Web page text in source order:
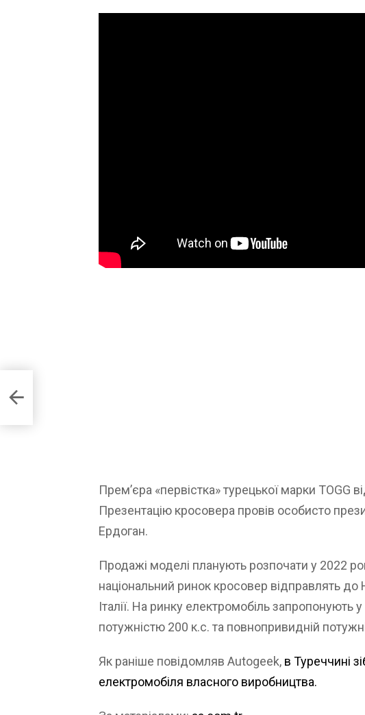
Прем’єра «первістка» турецької марки TOGG
Презентацію кросовера провів особисто
Ердоган.
Продажі моделі планують розпочати у 2022
національний ринок кросовер відправлять до
Італії. На ринку електромобіль запропонують
потужністю 200 к.с. та повнопривидній
Як раніше повідомляв Autogeek, в Туреччині
електромобіля власного виробництва.